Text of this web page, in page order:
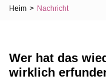
Heim > Nachricht
Wer hat das
wirklich